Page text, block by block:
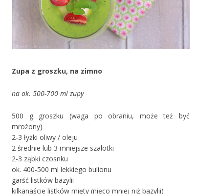
Zupa z groszku, na zimno
na ok. 500-700 ml zupy
500 g groszku (waga po obraniu, może też być
mrożony)
2-3 łyżki oliwy / oleju
2 średnie lub 3 mniejsze szalotki
2-3 ząbki czosnku
ok. 400-500 ml lekkiego bulionu
garść listków bazylii
kilkanaście listków mięty (nieco mniej niż bazylii)